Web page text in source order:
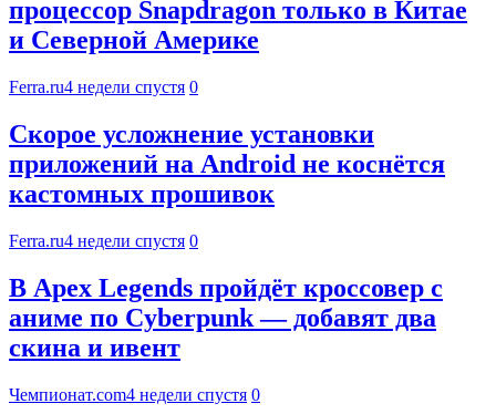
процессор Snapdragon только в Китае
и Северной Америке
Ferra.ru4 недели спустя 0
Скорое усложнение установки
приложений на Android не коснётся
кастомных прошивок
Ferra.ru4 недели спустя 0
В Apex Legends пройдёт кроссовер с
аниме по Cyberpunk — добавят два
скина и ивент
Чемпионат.com4 недели спустя 0